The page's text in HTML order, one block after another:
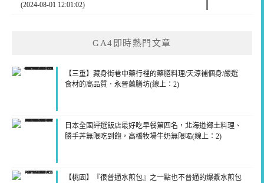
(2024-08-01 12:01:02)
GA4即時熱門文章
【三重】藏身街巷中藥行裡的藥膳料理/天涼補個身/嚴選
食材的高品質．永晉藥膳坊(線上：2)
日本全國評選飯店最好吃早餐第四名，北海道鄉土料理、
勝手丼無限吃到飽，高橋牧場牛奶無限喝(線上：2)
【桃園】『很普通水煎包』之一點也不普通的爆漿水煎包